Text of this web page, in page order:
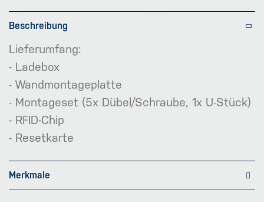
Beschreibung
Lieferumfang:
- Ladebox
- Wandmontageplatte
- Montageset (5x Dübel/Schraube, 1x U-Stück)
- RFID-Chip
- Resetkarte
Merkmale